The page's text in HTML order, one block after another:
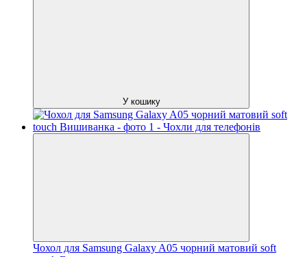
У кошику
Чохол для Samsung Galaxy A05 чорний матовий soft